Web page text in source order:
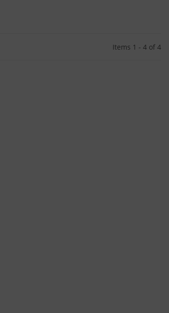
Items 1 - 4 of 4